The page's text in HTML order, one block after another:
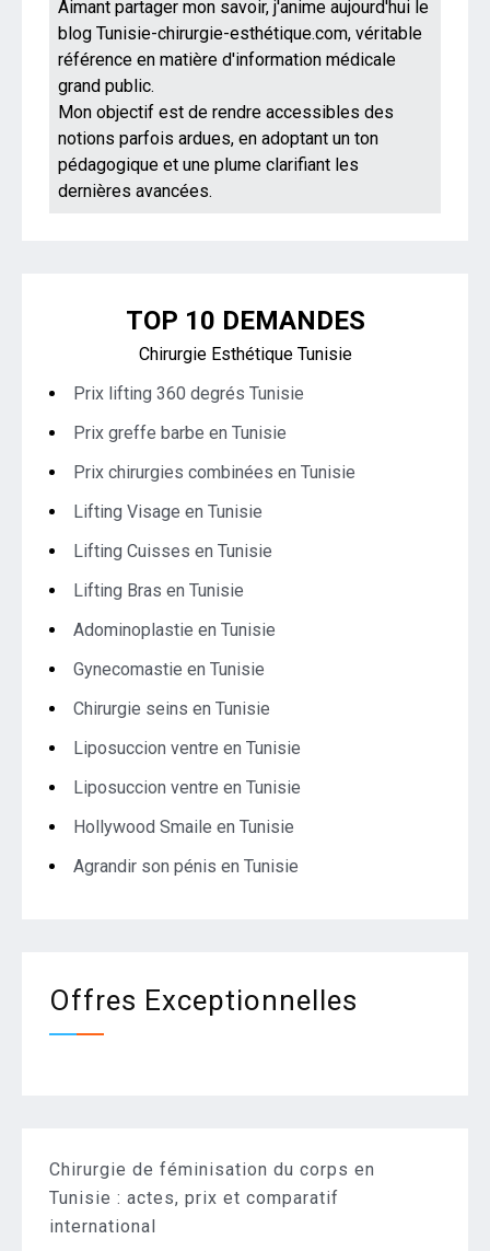
Aimant partager mon savoir, j'anime aujourd'hui le
blog Tunisie-chirurgie-esthétique.com, véritable
référence en matière d'information médicale
grand public.
Mon objectif est de rendre accessibles des
notions parfois ardues, en adoptant un ton
pédagogique et une plume clarifiant les
dernières avancées.
TOP 10 DEMANDES
Chirurgie Esthétique Tunisie
Prix lifting 360 degrés Tunisie
Prix greffe barbe en Tunisie
Prix chirurgies combinées en Tunisie
Lifting Visage en Tunisie
Lifting Cuisses en Tunisie
Lifting Bras en Tunisie
Adominoplastie en Tunisie
Gynecomastie en Tunisie
Chirurgie seins en Tunisie
Liposuccion ventre en Tunisie
Liposuccion ventre en Tunisie
Hollywood Smaile en Tunisie
Agrandir son pénis en Tunisie
Offres Exceptionnelles
Chirurgie de féminisation du corps en
Tunisie : actes, prix et comparatif
international